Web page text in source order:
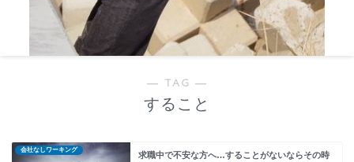
― TAG ―
すること
会社なしワーキング
求職中で不安な方へ…することがないならその時